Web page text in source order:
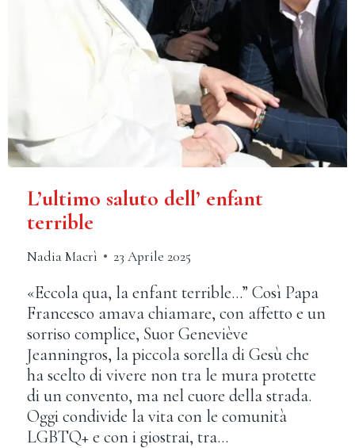
L’ultimo saluto dell’ enfant
terrible
Nadia Macrì 23 Aprile 2025
«Eccola qua, la enfant terrible…” Così Papa
Francesco amava chiamare, con affetto e un
sorriso complice, Suor Geneviève
Jeanningros, la piccola sorella di Gesù che
ha scelto di vivere non tra le mura protette
di un convento, ma nel cuore della strada.
Oggi condivide la vita con le comunità
LGBTQ+ e con i giostrai, tra…